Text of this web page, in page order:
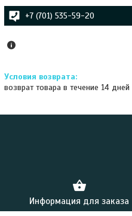
+7 (701) 535-59-20
возврат товара в течение 14 дней
Информация для заказа